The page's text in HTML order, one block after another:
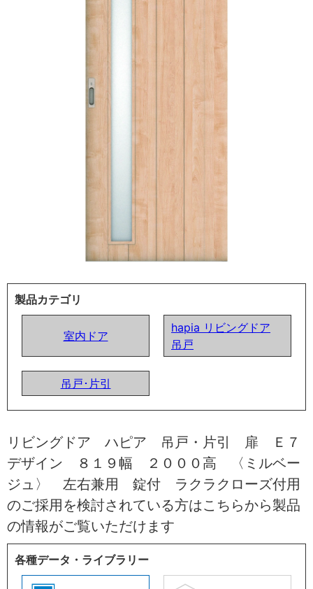
製品カテゴリ
室内ドア
hapia リビングドア
吊戸
吊戸･片引
リビングドア ハピア 吊戸・片引 扉 Ｅ７
デザイン ８１９幅 ２０００高 〈ミルベー
ジュ〉 左右兼用 錠付 ラクラクローズ付用
のご採用を検討されている方はこちらから製品
の情報がご覧いただけます
各種データ・ライブラリー